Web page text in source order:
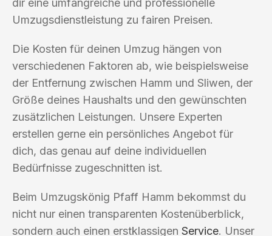
dir eine umfangreiche und professionelle
Umzugsdienstleistung zu fairen Preisen.
Die Kosten für deinen Umzug hängen von
verschiedenen Faktoren ab, wie beispielsweise
der Entfernung zwischen Hamm und Sliwen, der
Größe deines Haushalts und den gewünschten
zusätzlichen Leistungen. Unsere Experten
erstellen gerne ein persönliches Angebot für
dich, das genau auf deine individuellen
Bedürfnisse zugeschnitten ist.
Beim Umzugskönig Pfaff Hamm bekommst du
nicht nur einen transparenten Kostenüberblick,
sondern auch einen erstklassigen Service. Unser